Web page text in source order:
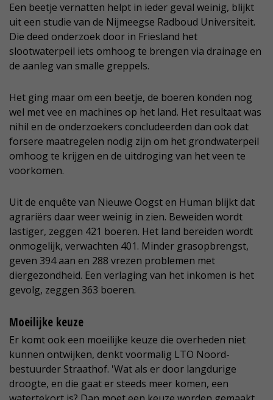
Een beetje vernatten helpt in ieder geval weinig, blijkt
uit een studie van de Nijmeegse Radboud Universiteit.
Die deed onderzoek door in Friesland het
slootwaterpeil iets omhoog te brengen via drainage en
de aanleg van smalle greppels.
Het ging maar om een beetje, de boeren konden nog
wel met vee en machines op het land. Het resultaat was
nihil en de onderzoekers concludeerden dan ook dat
forsere maatregelen nodig zijn om het grondwaterpeil
omhoog te krijgen en de uitdroging van het veen te
voorkomen.
Uit de enquête van Nieuwe Oogst en Human blijkt dat
agrariërs daar weer weinig in zien. Beweiden wordt
lastiger, zeggen 421 boeren. Het land bereiden wordt
onmogelijk, verwachten 401. Minder grasopbrengst,
geven 394 aan en 288 vrezen problemen met
diergezondheid. Een verlaging van het inkomen is het
gevolg, zeggen 363 boeren.
Moeilijke keuze
Er komt ook een moeilijke keuze die overheden niet
kunnen ontwijken, denkt voormalig LTO Noord-
bestuurder Straathof. 'Wat als er door langdurige
droogte, en die gaat er steeds meer komen, een